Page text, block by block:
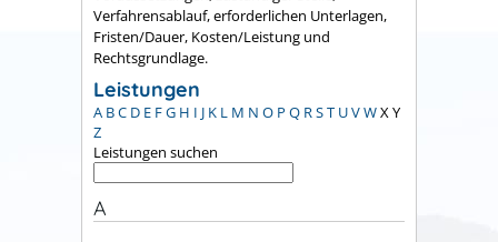
Verfahrensablauf, erforderlichen Unterlagen,
Fristen/Dauer, Kosten/Leistung und
Rechtsgrundlage.
Leistungen
A BC D E FG H I J K L M N O P Q RST UVWXY
Z
Leistungen suchen
A